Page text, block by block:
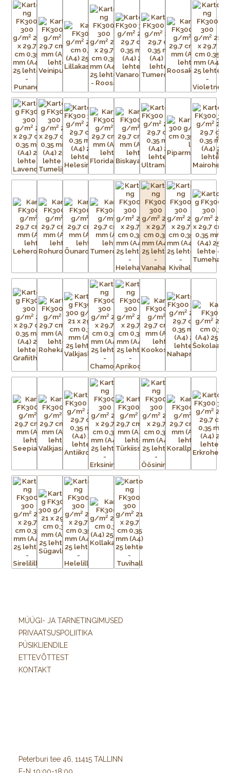
MÜÜGI- JA TARNETINGIMUSED
PRIVAATSUSPOLIITIKA
PÜSIKLIENDILE
ETTEVÕTTEST
KONTAKT
Peterburi tee 46, 11415 TALLINN